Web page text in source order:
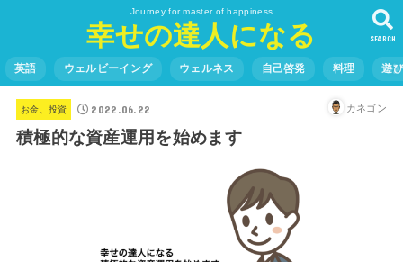
Journey for master of happiness
幸せの達人になる SEARCH
英語 ウェルビーイング ウェルネス 自己啓発 料理 遊
お金、投資 2022.06.22 カネゴン
積極的な資産運用を始めます